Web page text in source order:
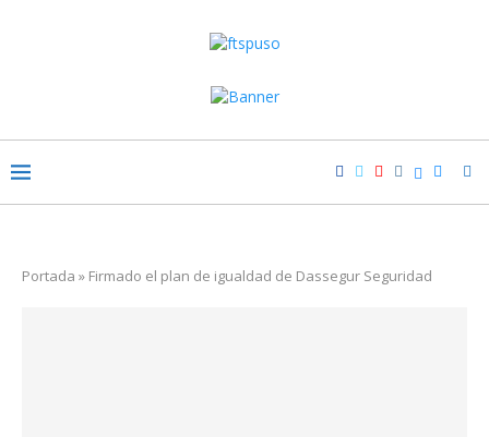
Portada » Firmado el plan de igualdad de Dassegur Seguridad